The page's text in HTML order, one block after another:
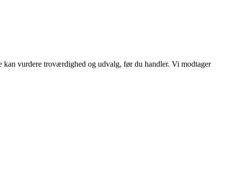
vurdere troværdighed og udvalg, før du handler. Vi modtager